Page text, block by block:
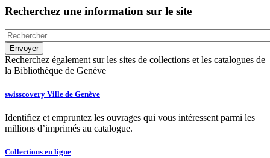
Recherchez une information sur le site
Recherchez également sur les sites de collections et les catalogues de
la Bibliothèque de Genève
swisscovery Ville de Genève
Identifiez et empruntez les ouvrages qui vous intéressent parmi les
millions d’imprimés au catalogue.
Collections en ligne